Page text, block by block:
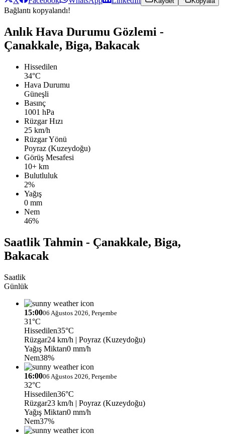
Bağlantı kopyalandı!
Anlık Hava Durumu Gözlemi -
Çanakkale, Biga, Bakacak
Hissedilen
34°C
Hava Durumu
Güneşli
Basınç
1001 hPa
Rüzgar Hızı
25 km/h
Rüzgar Yönü
Poyraz (Kuzeydoğu)
Görüş Mesafesi
10+ km
Bulutluluk
2%
Yağış
0 mm
Nem
46%
Saatlik Tahmin - Çanakkale, Biga,
Bakacak
Saatlik
Günlük
15:0006 Ağustos 2026, Perşembe
31°C
Hissedilen35°C
Rüzgar24 km/h | Poyraz (Kuzeydoğu)
Yağış Miktarı0 mm/h
Nem38%
16:0006 Ağustos 2026, Perşembe
32°C
Hissedilen36°C
Rüzgar23 km/h | Poyraz (Kuzeydoğu)
Yağış Miktarı0 mm/h
Nem37%